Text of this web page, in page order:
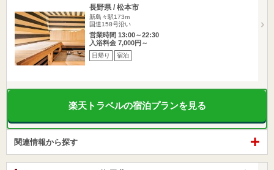
長野県 / 松本市
新島々駅173m
国道158号沿い
営業時間 13:00～22:30
入浴料金 7,000円～
日帰り 宿泊
楽天トラベルの宿泊プランを見る
関連情報から探す